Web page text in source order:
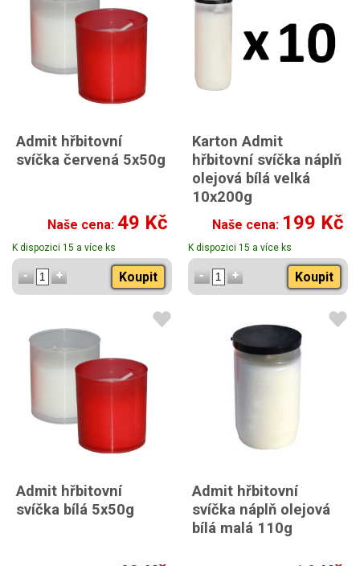
Admit hřbitovní
svíčka červená 5x50g
Naše cena: 49 Kč
K dispozici 15 a více ks
Koupit
Karton Admit
hřbitovní svíčka náplň
olejová bílá velká
10x200g
Naše cena: 199 Kč
K dispozici 15 a více ks
Koupit
Admit hřbitovní
svíčka bílá 5x50g
Admit hřbitovní
svíčka náplň olejová
bílá malá 110g